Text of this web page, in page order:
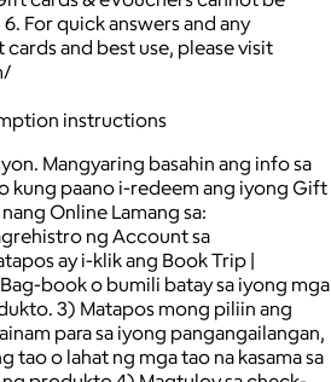
For quick answers and any
and best use, please visit
instructions
Mangyaring basahin ang info sa
kung paano i-redeem ang iyong Gift
Online Lamang sa:
ng Account sa
ay i-klik ang Book Trip |
book o bumili batay sa iyong mga
3) Matapos mong piliin ang
para sa iyong pangangailangan,
tao o lahat ng mga tao na kasama sa